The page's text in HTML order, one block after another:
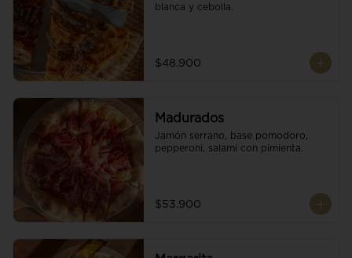
blanca y cebolla.
$48.900
Madurados
Jamón serrano, base pomodoro,
pepperoni, salami con pimienta.
$53.900